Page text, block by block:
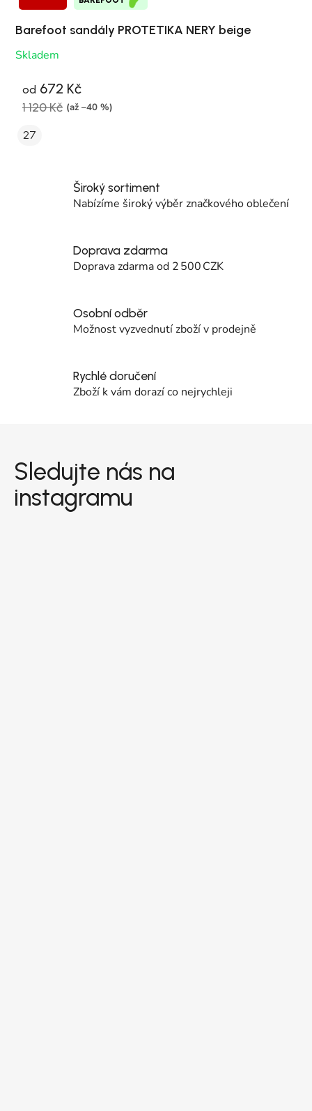
Barefoot sandály PROTETIKA NERY beige
Skladem
od 672 Kč
1 120 Kč (až –40 %)
27
Široký sortiment
Nabízíme široký výběr značkového oblečení
Doprava zdarma
Doprava zdarma od 2 500 CZK
Osobní odběr
Možnost vyzvednutí zboží v prodejně
Rychlé doručení
Zboží k vám dorazí co nejrychleji
Sledujte nás na
instagramu